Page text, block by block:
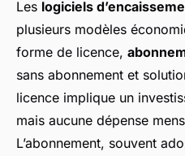
Les logiciels
plusieurs modèles
forme de licence,
sans abonnement et
licence implique un
mais aucune dépense
L’abonnement, souvent